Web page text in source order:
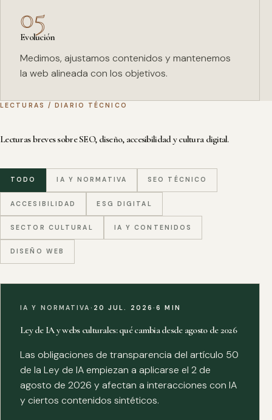
05
Evolución
Medimos, ajustamos contenidos y mantenemos
la web alineada con los objetivos.
LECTURAS / DIARIO TÉCNICO
Lecturas breves sobre SEO, diseño, accesibilidad y cultura digital.
TODO IA Y NORMATIVA SEO TÉCNICO
ACCESIBILIDAD ESG DIGITAL
SECTOR CULTURAL IA Y CONTENIDOS
DISEÑO WEB
IA Y NORMATIVA · 20 JUL. 2026·6 MIN
Ley de IA y webs culturales: qué cambia desde agosto de 2026
Las obligaciones de transparencia del artículo 50
de la Ley de IA empiezan a aplicarse el 2 de
agosto de 2026 y afectan a interacciones con IA
y ciertos contenidos sintéticos.